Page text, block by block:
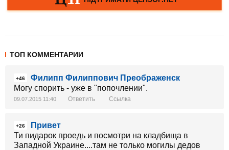
ТОП КОММЕНТАРИИ
+46
Филипп Филиппович Преображенск
Могу спорить - уже в "попочлении".
09.07.2015 11:40 Ответить Ссылка
+26
Привет
Ти пидарок проедь и посмотри на кладбища в
Западной Украине....там не только могилы дедов